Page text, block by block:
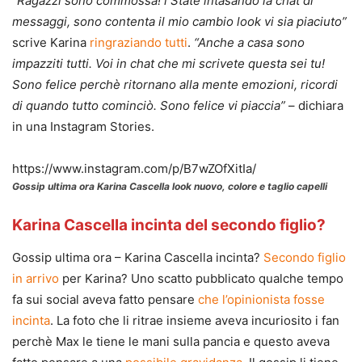
messaggi, sono contenta il mio cambio look vi sia piaciuto”
scrive Karina ringraziando tutti. “Anche a casa sono
impazziti tutti. Voi in chat che mi scrivete questa sei tu!
Sono felice perchè ritornano alla mente emozioni, ricordi
di quando tutto cominciò. Sono felice vi piaccia” – dichiara
in una Instagram Stories.
https://www.instagram.com/p/B7wZOfXitIa/
Gossip ultima ora Karina Cascella look nuovo, colore e taglio capelli
Karina Cascella incinta del secondo figlio?
Gossip ultima ora – Karina Cascella incinta? Secondo figlio
in arrivo per Karina? Uno scatto pubblicato qualche tempo
fa sui social aveva fatto pensare che l’opinionista fosse
incinta. La foto che li ritrae insieme aveva incuriosito i fan
perchè Max le tiene le mani sulla pancia e questo aveva